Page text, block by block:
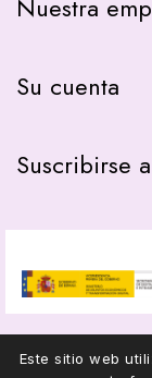
Este sitio web
Nuestra
Su cuenta
Suscribirse